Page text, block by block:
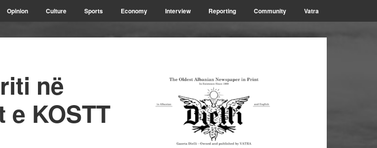
Opinion Culture Sports Economy Interview Reporting Community Vatra
në
KOSTT